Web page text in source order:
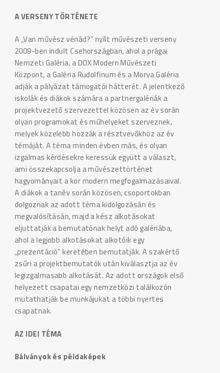
A VERSENY TÖRTÉNETE
A „Van művész vénád?” nyílt művészeti verseny
2009-ben indult Csehországban, ahol a prágai
Nemzeti Galéria, a DOX Modern Művészeti
Központ, a Galéria Rudolfinum és a Morva Galéria
adják a pályázat támogatói hátterét. A jelentkező
iskolák és diákok számára a partnergalériák a
projektvezető szervezettel közösen az év során
olyan programokat és műhelyeket szerveznek,
melyek közelebb hozzák a résztvevőkhöz az év
témáját. A téma minden évben más, és olyan
izgalmas kérdésekre keressük együtt a választ,
ami összekapcsolja a művészettörténet
hagyományait a kor modern megfogalmazásaival.
A diákok a tanév során közösen, csoportokban
dolgoznak az adott téma kidolgozásán és
megvalósításán, majd a kész alkotásokat
eljuttatják a bemutatónak helyt adó galériába,
ahol a legjobb alkotásokat alkotóik egy
„prezentáció” keretében bemutatják. A szakértő
zsűri a projektbemutatók után kiválasztja az év
legizgalmasabb alkotását. Az adott országok első
helyezett csapatai egy nemzetközi találkozón
mutathatják be munkájukat a többi nyertes
csapatnak.
AZ IDEI TÉMA
Bálványok és példaképek